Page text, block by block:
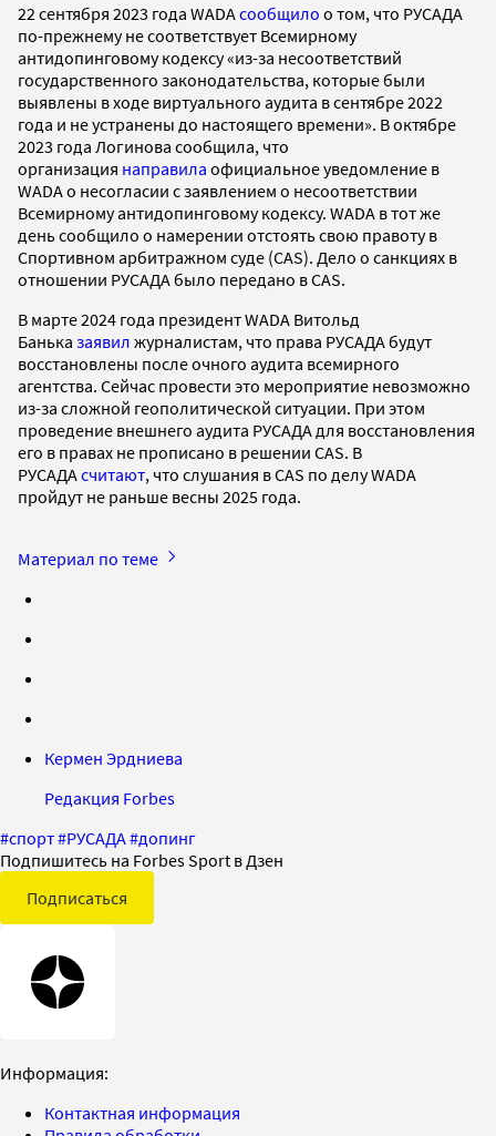
22 сентября 2023 года WADAсообщило о том, что РУСАДА
по-прежнему не соответствует Всемирному
антидопинговому кодексу «из-за несоответствий
государственного законодательства, которые были
выявлены в ходе виртуального аудита в сентябре 2022
года и не устранены до настоящего времени». В октябре
2023 года Логинова сообщила, что
организация направила официальное уведомление в
WADA о несогласии с заявлением о несоответствии
Всемирному антидопинговому кодексу. WADA в тот же
день сообщило о намерении отстоять свою правоту в
Спортивном арбитражном суде (CAS). Дело о санкциях в
отношении РУСАДА было передано в CAS.
В марте 2024 года президент WADA Витольд
Банька заявил журналистам, что права РУСАДА будут
восстановлены после очного аудита всемирного
агентства. Сейчас провести это мероприятие невозможно
из-за сложной геополитической ситуации. При этом
проведение внешнего аудита РУСАДА для восстановления
его в правах не прописано в решении CAS. В
РУСАДАсчитают, что слушания в CAS по делу WADA
пройдут не раньше весны 2025 года.
Материал по теме
Кермен Эрдниева
Редакция Forbes
#спорт#РУСАДА#допинг
Подпишитесь на Forbes Sport в Дзен
Подписаться
Информация:
Контактная информация